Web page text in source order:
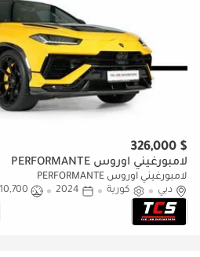
$ 326,000
لامبورغيني اوروس PERFORMANTE
لامبورغيني اوروس PERFORMANTE
دبي
كورية 2024
10,700 كيلومتر